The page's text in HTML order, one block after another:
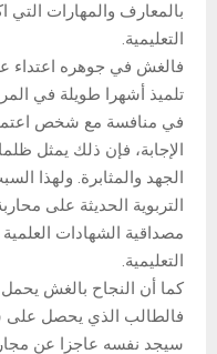
بالمعارف والمهارات التي
التعليمية.
فالغش في جوهره اعتداء
تلميذ أشهرا طويلة في
في منافسة مع شخص
الإجابة، فإن ذلك يمثل
الجهد والمثابرة. ولهذا
التربوية الحديثة على
مصداقية الشهادات
التعليمية.
كما أن النجاح بالغش
فالطالب الذي يحصل على
سيجد نفسه عاجزا عن